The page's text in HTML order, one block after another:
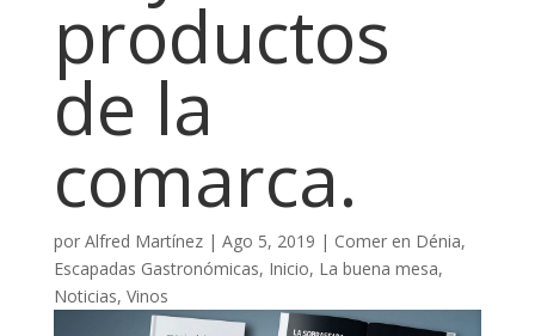
productos
de la
comarca.
por Alfred Martínez| Ago 5, 2019 | Comer en Dénia,
Escapadas Gastronómicas, Inicio, La buena mesa,
Noticias, Vinos